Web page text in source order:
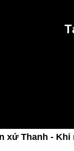
xứ Thanh -